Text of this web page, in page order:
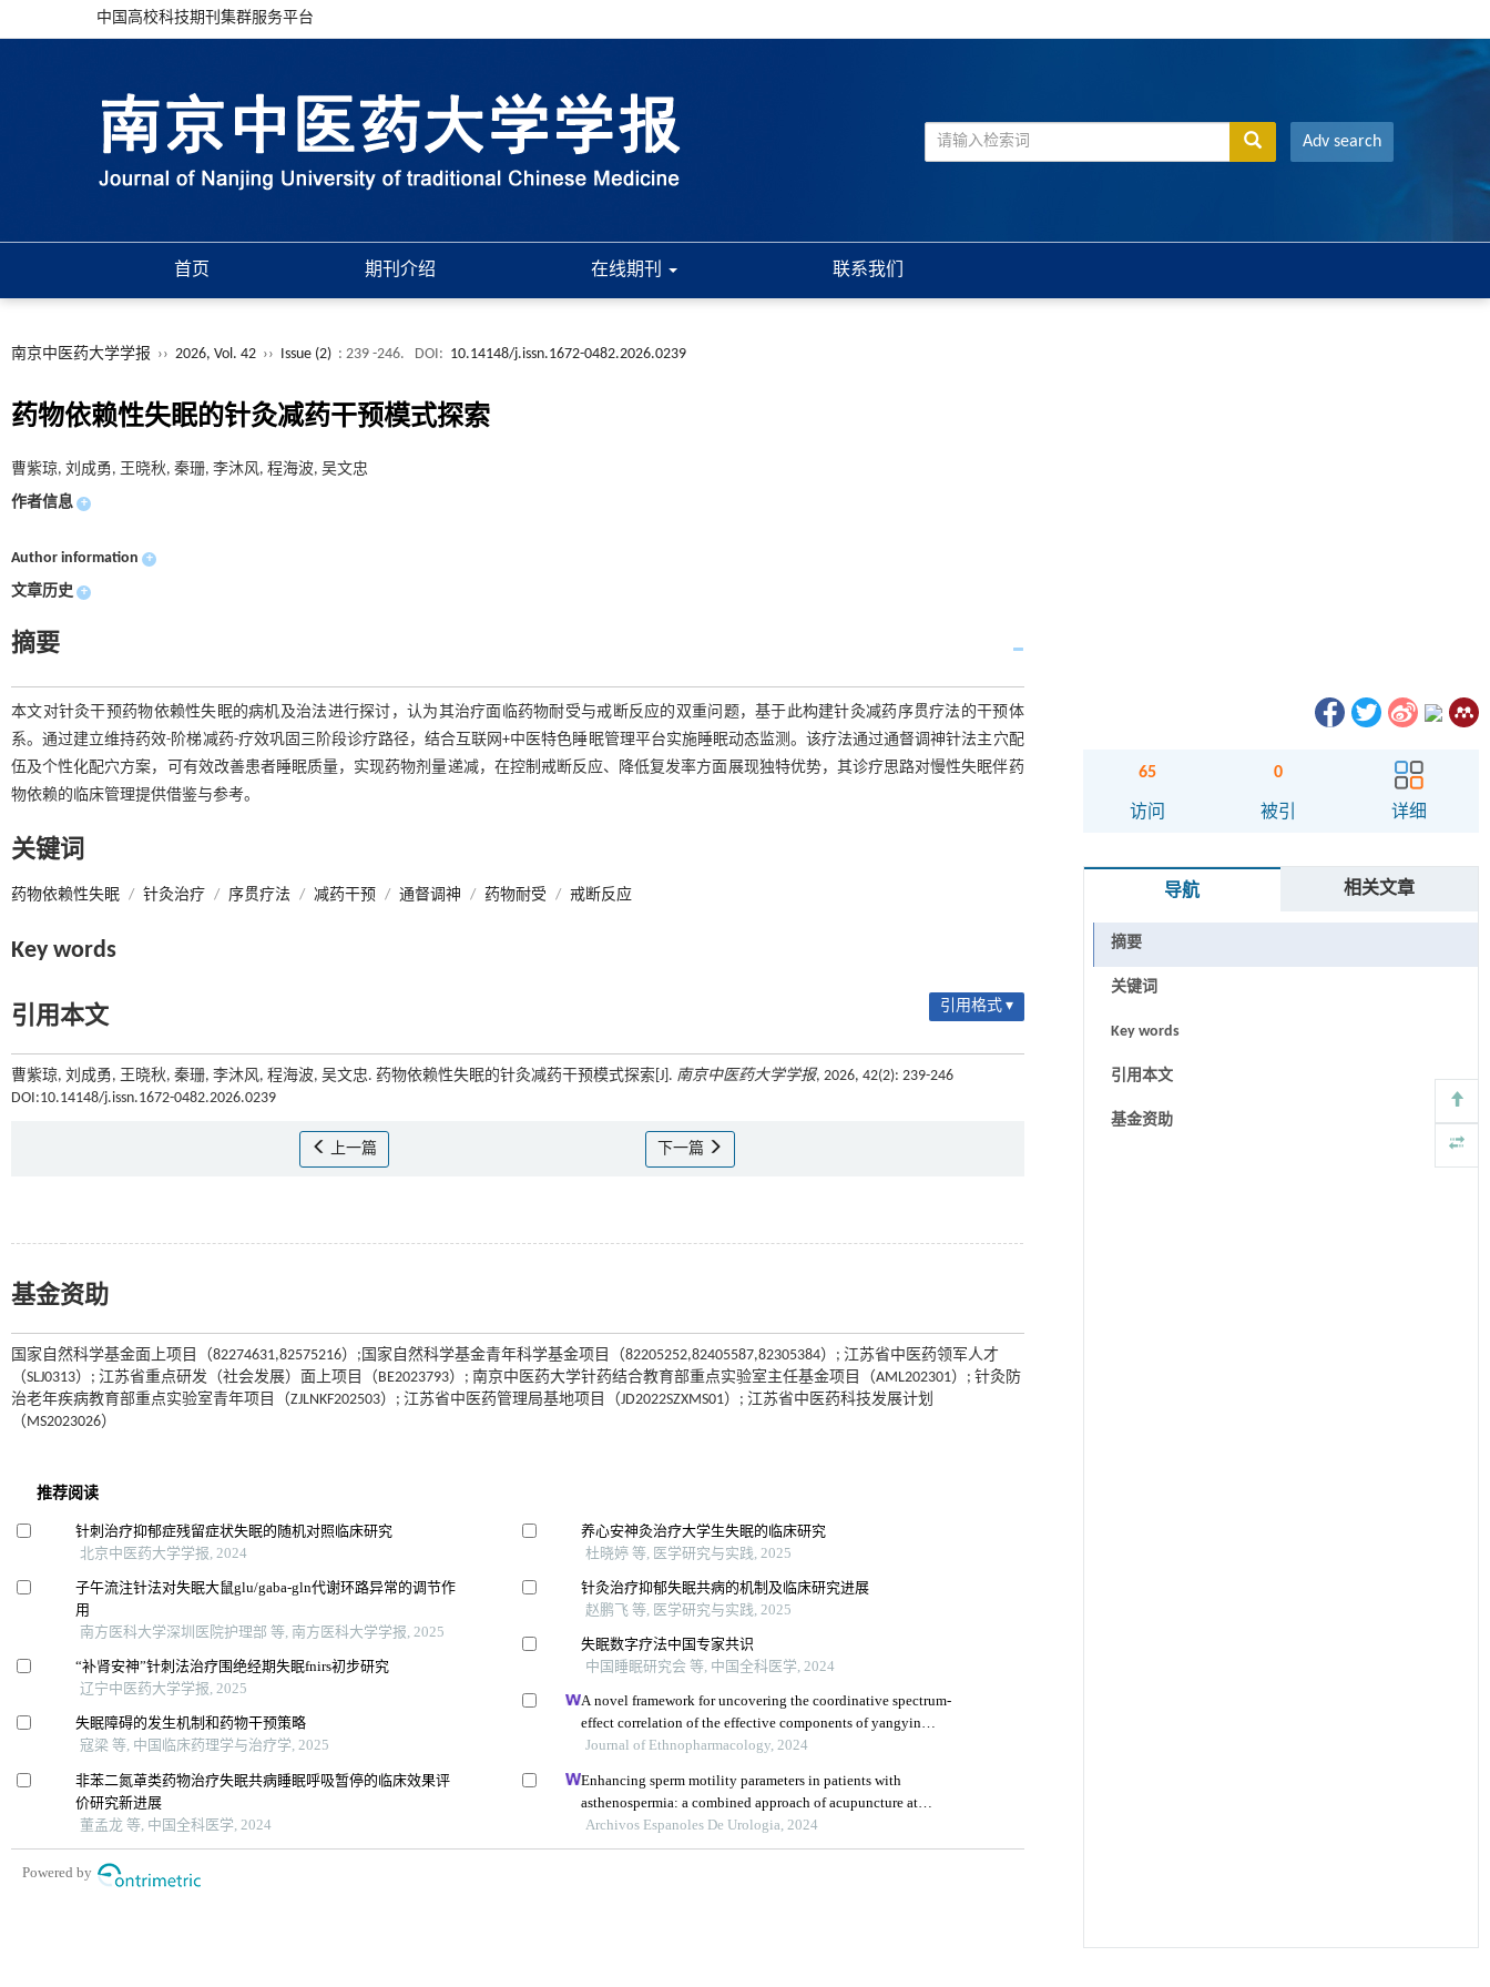
中国高校科技期刊集群服务平台
Adv search
首页 期刊介绍 在线期刊 联系我们
南京中医药大学学报 ›› 2026, Vol. 42 ›› Issue (2) : 239 -246. DOI: 10.14148/j.issn.1672-0482.2026.0239
药物依赖性失眠的针灸减药干预模式探索
曹紫琼, 刘成勇, 王晓秋, 秦珊, 李沐风, 程海波, 吴文忠
作者信息 +
Author information +
文章历史 +
摘要
本文对针灸干预药物依赖性失眠的病机及治法进行探讨，认为其治疗面临药物耐受与戒断反应的双重问题，基于此构建针灸减药序贯疗法的干预体
系。通过建立维持药效-阶梯减药-疗效巩固三阶段诊疗路径，结合互联网+中医特色睡眠管理平台实施睡眠动态监测。该疗法通过通督调神针法主穴配
伍及个性化配穴方案，可有效改善患者睡眠质量，实现药物剂量递减，在控制戒断反应、降低复发率方面展现独特优势，其诊疗思路对慢性失眠伴药
物依赖的临床管理提供借鉴与参考。
关键词
药物依赖性失眠 / 针灸治疗 / 序贯疗法 / 减药干预 / 通督调神 / 药物耐受 / 戒断反应
Key words
引用本文 引用格式 ▾
曹紫琼, 刘成勇, 王晓秋, 秦珊, 李沐风, 程海波, 吴文忠. 药物依赖性失眠的针灸减药干预模式探索[J]. 南京中医药大学学报, 2026, 42(2): 239-246
DOI:10.14148/j.issn.1672-0482.2026.0239
上一篇 下一篇
基金资助
国家自然科学基金面上项目（82274631,82575216）;国家自然科学基金青年科学基金项目（82205252,82405587,82305384）; 江苏省中医药领军人才
（SLJ0313）; 江苏省重点研发（社会发展）面上项目（BE2023793）; 南京中医药大学针药结合教育部重点实验室主任基金项目（AML202301）; 针灸防
治老年疾病教育部重点实验室青年项目（ZJLNKF202503）; 江苏省中医药管理局基地项目（JD2022SZXMS01）; 江苏省中医药科技发展计划
（MS2023026）
65
访问
0
被引 详细
导航 相关文章
摘要
关键词
Key words
引用本文
基金资助